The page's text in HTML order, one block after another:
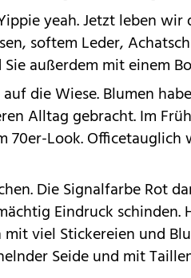
yeah. Jetzt leben wir
softem Leder,
außerdem mit einem
die Wiese. Blumen
Alltag gebracht. Im
70er-Look.
Die Signalfarbe Rot
Eindruck schinden.
viel Stickereien und
Seide und mit